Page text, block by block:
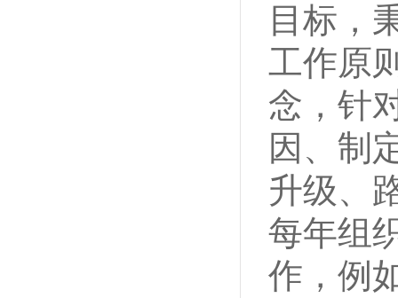
目标，
工作原
念，针
因、制
升级、
每年组
作 ，例